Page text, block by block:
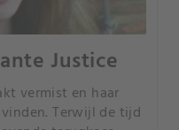
Justice
vermist en haar
Terwijl de tijd